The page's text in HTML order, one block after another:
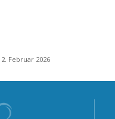
Februar 2026